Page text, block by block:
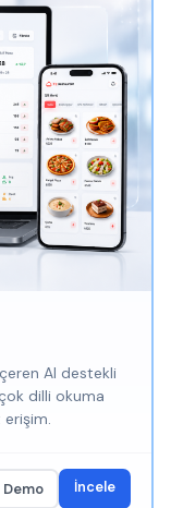
AI destekli
dilli okuma
Demo İncele